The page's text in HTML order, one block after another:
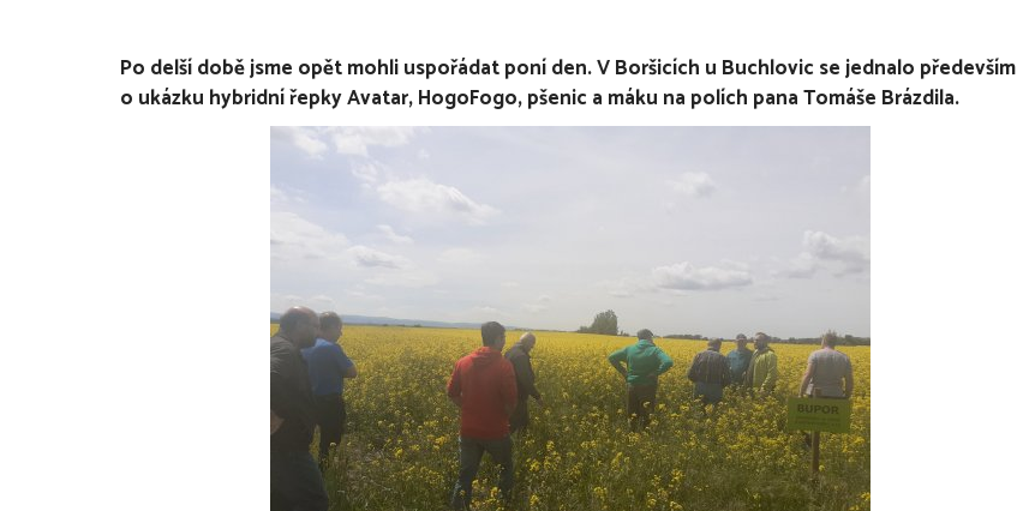
Po delší době jsme opět mohli uspořádat poní den. V Boršicích u Buchlovic se jednalo především
o ukázku hybridní řepky Avatar, HogoFogo, pšenic a máku na polích pana Tomáše Brázdila.